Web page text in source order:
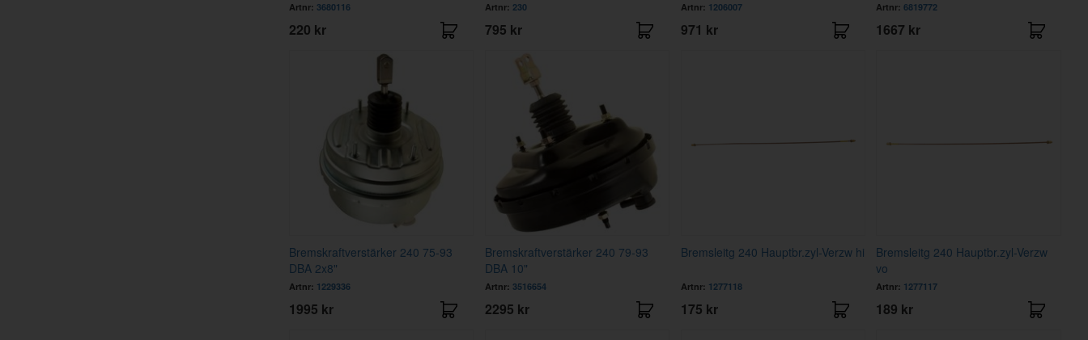
Artnr: 3680116
220 kr
Artnr: 230
795 kr
Artnr: 1206007
971 kr
Artnr:6819772
1667 kr
Bremskraftverstärker 240 75-93
DBA 2x8"
Artnr: 1229336
1995 kr
Bremskraftverstärker 240 79-93
DBA 10"
Artnr: 3516654
2295 kr
Bremsleitg 240 Hauptbr.zyl-Verzw hi
Artnr: 1277118
175 kr
Bremsleitg 240 Hauptbr.zyl-Verzw
vo
Artnr: 1277117
189 kr